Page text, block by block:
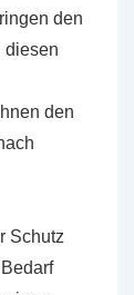
den
diesen
den
Schutz